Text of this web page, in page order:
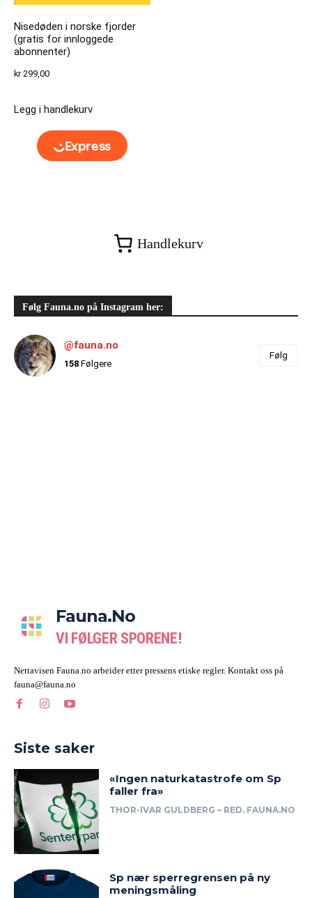
Nisedøden i norske fjorder
(gratis for innloggede
abonnenter)
kr299,00
Legg i handlekurv
Handlekurv
Følg Fauna.no på Instagram her:
@fauna.no
158 Følgere
Følg
Fauna.no
VI FØLGER SPORENE!
Nettavisen Fauna.no arbeider etter pressens etiske regler. Kontakt oss på
fauna@fauna.no
Siste saker
«Ingen naturkatastrofe om Sp
faller fra»
THOR-IVAR GULDBERG – RED. FAUNA.NO
Sp nær sperregrensen på ny
meningsmåling